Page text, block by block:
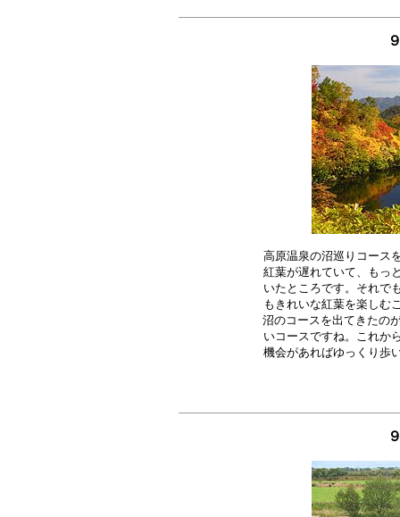
高原温泉の沼巡りコース
紅葉が遅れていて、もっ
いたところです。それで
もきれいな紅葉を楽しむ
沼のコースを出てきたの
いコースですね。これか